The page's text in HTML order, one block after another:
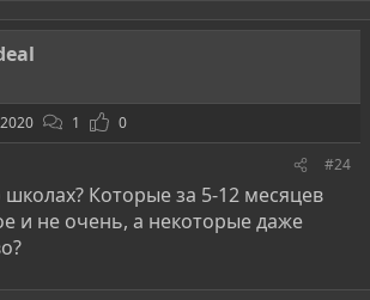
и на криминал пойдут, и так как
то скорей всего попадут на
Ну а те кто РЕАЛЬНО
пришел к этому, и занимается с
Если тебе не в тягость
жадностью и азартом поглощает
зашел по адресу. Добро
также те, кто пришел к этому
самоорганизоваться.
много, но это уже другая
1
0
#24
Которые за 5-12 месяцев
и не очень, а некоторые даже